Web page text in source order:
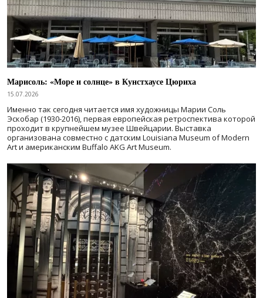
Марисоль: «Море и солнце» в Кунстхаусе Цюриха
15.07.2026
Именно так сегодня читается имя художницы Марии Соль
Эскобар (1930-2016), первая европейская ретроспектива которой
проходит в крупнейшем музее Швейцарии. Выставка
организована совместно с датским Louisiana Museum of Modern
Art и американским Buffalo AKG Art Museum.